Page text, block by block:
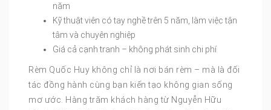
năm
Kỹ thuật viên có tay nghề trên 5 năm, làm việc tận
tâm và chuyên nghiệp
Giá cả cạnh tranh – không phát sinh chi phí
Rèm Quốc Huy không chỉ là nơi bán rèm – mà là đối
tác đồng hành cùng bạn kiến tạo không gian sống
mơ ước. Hàng trăm khách hàng từ Nguyễn Hữu